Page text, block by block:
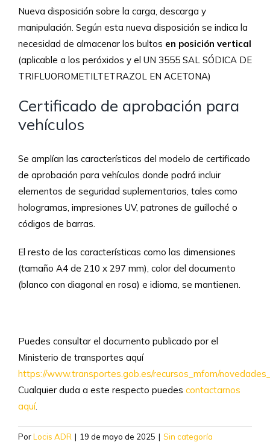
Nueva disposición sobre la carga, descarga y
manipulación. Según esta nueva disposición se indica la
necesidad de almacenar los bultos en posición vertical
(aplicable a los peróxidos y el UN 3555 SAL SÓDICA DE
TRIFLUOROMETILTETRAZOL EN ACETONA)
Certificado de aprobación para
vehículos
Se amplían las características del modelo de certificado
de aprobación para vehículos donde podrá incluir
elementos de seguridad suplementarios, tales como
hologramas, impresiones UV, patrones de guilloché o
códigos de barras.
El resto de las características como las dimensiones
(tamaño A4 de 210 x 297 mm), color del documento
(blanco con diagonal en rosa) e idioma, se mantienen.
Puedes consultar el documento publicado por el
Ministerio de transportes aquí
https://www.transportes.gob.es/recursos_mfom/
Cualquier duda a este respecto puedes contactarnos
aquí.
PorLocis ADR | 19 de mayo de 2025 | Sin categoría